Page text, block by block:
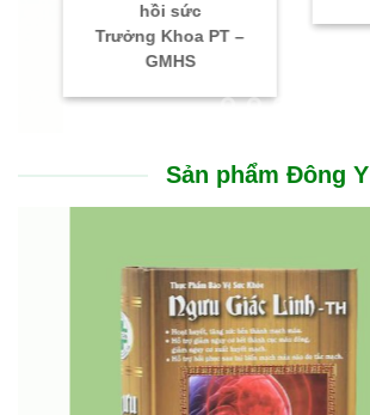
hồi sức
Trưởng Khoa PT –
GMHS
Sản phẩm Đông Y